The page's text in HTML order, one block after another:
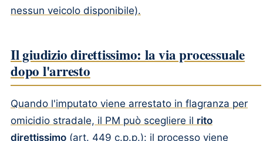
nessun veicolo disponibile).
Il giudizio direttissimo: la via processuale
dopo l'arresto
Quando l'imputato viene arrestato in flagranza per
omicidio stradale, il PM può scegliere il rito
direttissimo (art. 449 c.p.p.): il processo viene